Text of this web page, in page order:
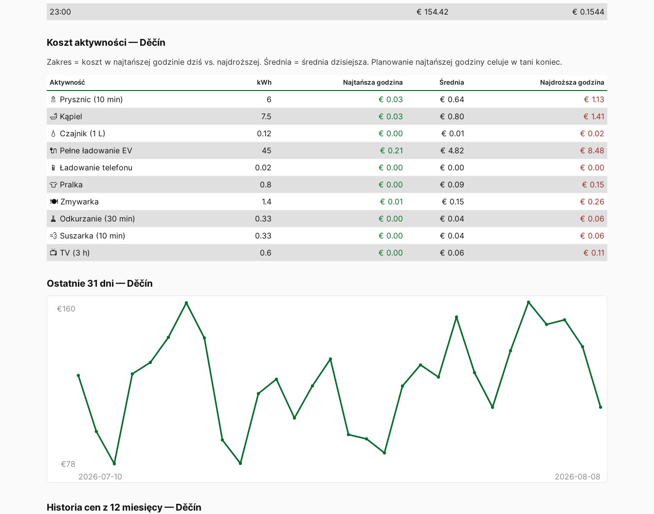
23:00 € 154.42 € 0.1544
Koszt aktywności —Děčín
Zakres = koszt w najtańszej godzinie dziś vs. najdroższej. Średnia = średnia dzisiejsza. Planowanie najtańszej godziny celuje w tani koniec.
Aktywność kWh Najtańsza godzina Średnia Najdroższa godzina
🚿 Prysznic (10 min) 6 € 0.03 € 0.64
€ 1.13
🛁 Kąpiel 7.5 € 0.03 € 0.80
€ 1.41
💧 Czajnik (1 L) 0.12 € 0.00 € 0.01
€ 0.02
🔌 Pełne ładowanie EV 45 € 0.21 € 4.82
€ 8.48
📱 Ładowanie telefonu 0.02 € 0.00 € 0.00
€ 0.00
👕 Pralka 0.8 € 0.00 € 0.09
€ 0.15
🍽️ Zmywarka 1.4 € 0.01 € 0.15
€ 0.26
🧹 Odkurzanie (30 min) 0.33 € 0.00 € 0.04
€ 0.06
💨 Suszarka (10 min) 0.33 € 0.00 € 0.04
€ 0.06
📺 TV (3 h) 0.6 € 0.00 € 0.06 € 0.11
Ostatnie 31 dni —Děčín
€160
€78
2026-07-10
2026-08-08
Historia cen z 12 miesięcy—Děčín